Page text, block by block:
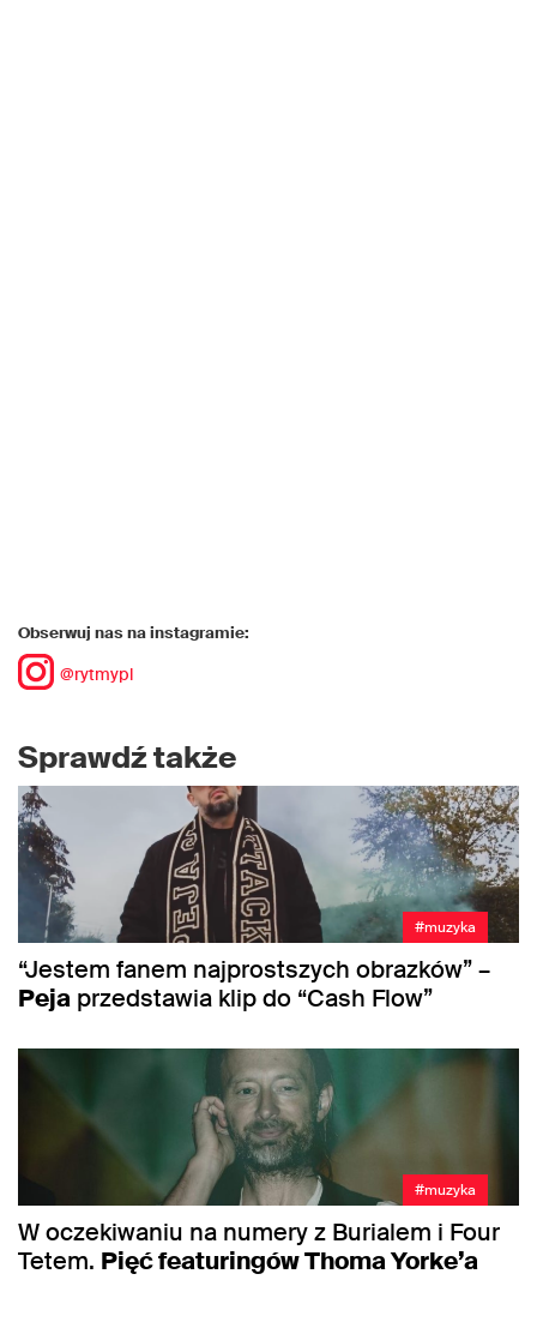
Obserwuj nas na instagramie:
@rytmypl
Sprawdź także
#muzyka
“Jestem fanem najprostszych obrazków” –
Peja przedstawia klip do “Cash Flow”
#muzyka
W oczekiwaniu na numery z Burialem i Four
Tetem. Pięć featuringów Thoma Yorke’a